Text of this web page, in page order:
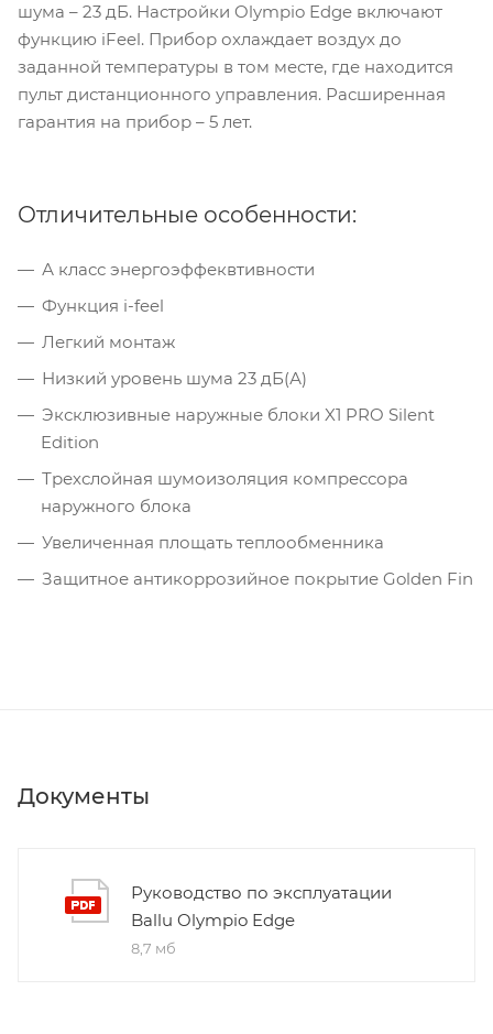
шума – 23 дБ. Настройки Olympio Edge включают
функцию iFeel. Прибор охлаждает воздух до
заданной температуры в том месте, где находится
пульт дистанционного управления. Расширенная
гарантия на прибор – 5 лет.
Отличительные особенности:
А класс энергоэффеквтивности
Функция i-feel
Легкий монтаж
Низкий уровень шума 23 дБ(А)
Эксклюзивные наружные блоки X1 PRO Silent
Edition
Трехслойная шумоизоляция компрессора
наружного блока
Увеличенная площать теплообменника
Защитное антикоррозийное покрытие Golden Fin
Документы
Руководство по эксплуатации
Ballu Olympio Edge
8,7 мб